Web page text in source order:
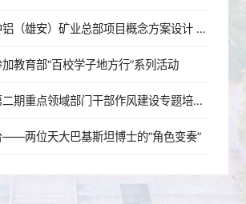
设计总院中标中铝（雄安）矿业总部项目概念方案设计 校企战略合作落地 服务雄安新区建设迈出新步伐
教育部“百校学子地方行”系列活动
天津大学举办第二期重点领域部门干部作风建设专题培训班
——两位天大巴基斯坦博士的“角色变奏”